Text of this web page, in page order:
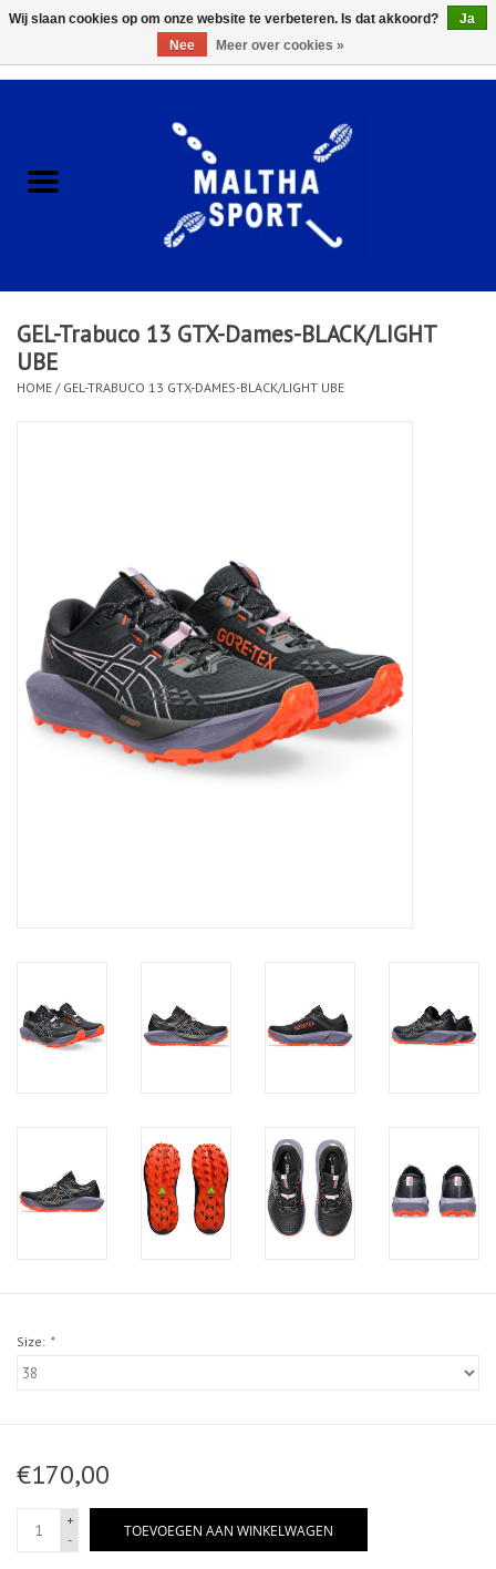
ACCESSOIRES/HARDWARE
KLEDING
CLUBSHOPS
Merken
GEL-Trabuco 13 GTX-Dames-BLACK/LIGHT
UBE
HOME / GEL-TRABUCO 13 GTX-DAMES-BLACK/LIGHT UBE
Size: *
€170,00
+
-
TOEVOEGEN AAN WINKELWAGEN
Wij slaan cookies op om onze website te verbeteren. Is dat akkoord?
Ja
Nee
Meer over cookies »